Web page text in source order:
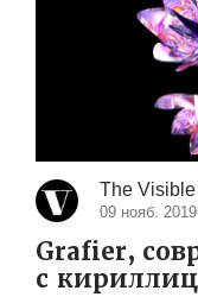
The Visible
09 нояб. 2019
Grafier,
с